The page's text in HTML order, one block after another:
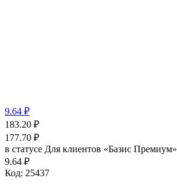
9.64 ₽
183.20 ₽
177.70 ₽
в статусе Для клиентов «Базис Премиум»
9.64 ₽
Код: 25437